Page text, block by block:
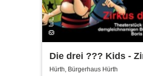
Die drei ??? Kids -
Rätsel | Bürgerhaus
Hürth, Bürgerhaus Hürth